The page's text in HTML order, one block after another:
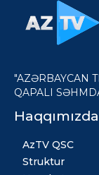
"AZƏRBAYCAN
QAPALI
Haqqımızda
AzTV QSC
Struktur